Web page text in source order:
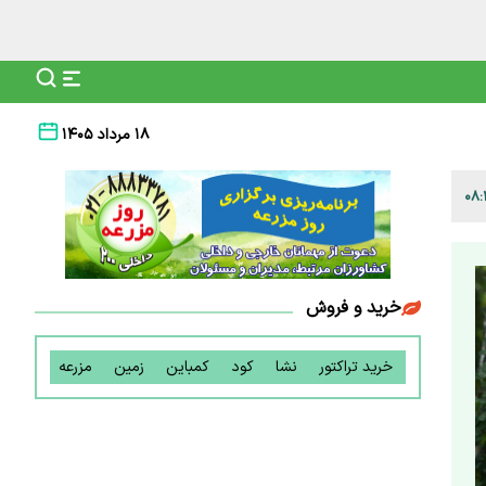
۱۸ مرداد ۱۴۰۵
خرید و فروش
خرید تراکتور نشا کود کمباین زمین مزرعه